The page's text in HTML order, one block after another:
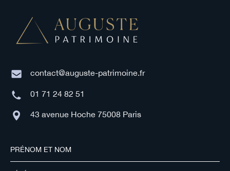
contact@auguste-patrimoine.fr
01 71 24 82 51
43 avenue Hoche 75008 Paris